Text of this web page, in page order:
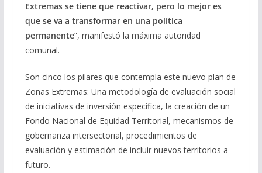
Extremas se tiene que reactivar, pero lo mejor es
que se va a transformar en una política
permanente”, manifestó la máxima autoridad
comunal.
Son cinco los pilares que contempla este nuevo plan de
Zonas Extremas: Una metodología de evaluación social
de iniciativas de inversión específica, la creación de un
Fondo Nacional de Equidad Territorial, mecanismos de
gobernanza intersectorial, procedimientos de
evaluación y estimación de incluir nuevos territorios a
futuro.